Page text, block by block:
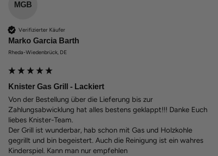
MGB
Verifizierter Käufer
Marko Garcia Barth
Rheda-Wiedenbrück, DE
Knister Gas Grill - Lackiert
Von der Bestellung über die Lieferung bis zur
Zahlungsabwicklung hat alles bestens geklappt!!! Danke Euch
liebes Knister-Team.
Der Grill ist wunderbar, hab schon mit Gas und Holzkohle
gegrillt und bin begeistert. Auch die Reinigung ist ein wahres
Kinderspiel. Kann man nur empfehlen